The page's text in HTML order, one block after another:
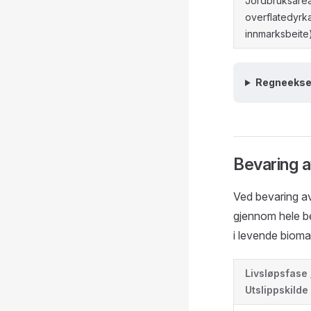
Bevaring
Ved bevaring
gjennom hele
i levende
Livsløpsfase
Utslippskilde